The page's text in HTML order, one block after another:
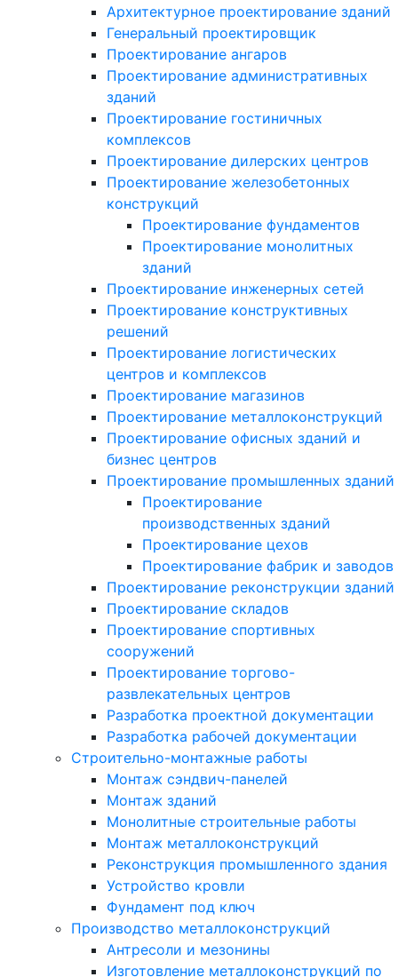
Архитектурное проектирование зданий
Генеральный проектировщик
Проектирование ангаров
Проектирование административных
зданий
Проектирование гостиничных
комплексов
Проектирование дилерских центров
Проектирование железобетонных
конструкций
Проектирование фундаментов
Проектирование монолитных
зданий
Проектирование инженерных сетей
Проектирование конструктивных
решений
Проектирование логистических
центров и комплексов
Проектирование магазинов
Проектирование металлоконструкций
Проектирование офисных зданий и
бизнес центров
Проектирование промышленных зданий
Проектирование
производственных зданий
Проектирование цехов
Проектирование фабрик и заводов
Проектирование реконструкции зданий
Проектирование складов
Проектирование спортивных
сооружений
Проектирование торгово-
развлекательных центров
Разработка проектной документации
Разработка рабочей документации
Строительно-монтажные работы
Монтаж сэндвич-панелей
Монтаж зданий
Монолитные строительные работы
Монтаж металлоконструкций
Реконструкция промышленного здания
Устройство кровли
Фундамент под ключ
Производство металлоконструкций
Антресоли и мезонины
Изготовление металлоконструкций по